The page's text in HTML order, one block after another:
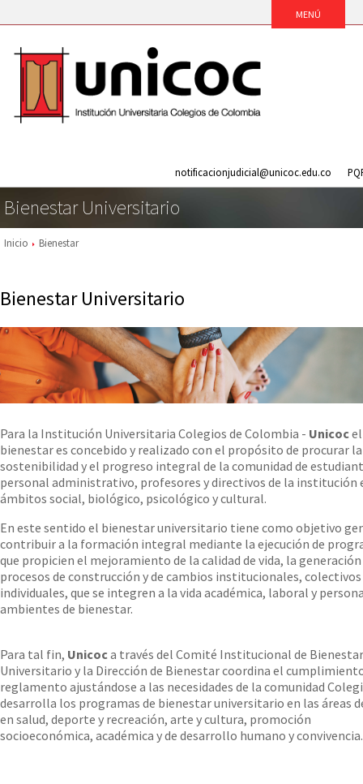
notificacionjudicial@unicoc.edu.co
Bienestar Universitario
Inicio Bienestar
Bienestar Universitario
Para la Institución Universitaria Colegios de Colombia - Unicocel
bienestar es concebido y realizado con el propósito de procurar la
sostenibilidad y el progreso integral de la comunidad de
personal administrativo, profesores y directivos de la institución
ámbitos social, biológico, psicológico y cultural.
En este sentido el bienestar universitario tiene como objetivo
contribuir a la formación integral mediante la ejecución de
que propicien el mejoramiento de la calidad de vida, la generación
procesos de construcción y de cambios institucionales, colectivos
individuales, que se integren a la vida académica, laboral y
ambientes de bienestar.
Para tal fin, Unicoca través del Comité Institucional de Bienestar
Universitario y la Dirección de Bienestar coordina el
reglamento ajustándose a las necesidades de la comunidad
desarrolla los programas de bienestar universitario en las áreas
en salud, deporte y recreación, arte y cultura, promoción
socioeconómica, académica y de desarrollo humano y convivencia.